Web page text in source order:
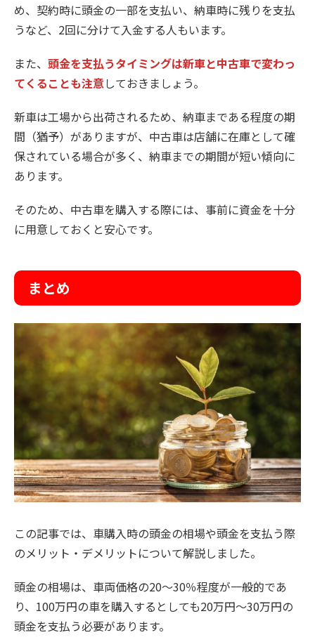
め、契約時に頭金の一部を支払い、納車時に残りを支払
うなど、2回に分けて入金する人もいます。
また、 頭金を支払うタイミングは新車と中古車で変わっ
てくることも注意しておきましょう。
新車は工場から出荷されるため、納車まである程度の期
間（猶予）がありますが、中古車は店舗に在庫として確
保されている場合が多く、納車までの期間が短い傾向に
あります。
そのため、中古車を購入する際には、事前に資金を十分
に用意しておくと安心です。
まとめ
この記事では、車購入時の頭金の相場や頭金を支払う際
のメリット・デメリットについて解説しました。
頭金の相場は、車両価格の20〜30％程度が一般的であ
り、100万円の車を購入するとしても20万円〜30万円の
頭金を支払う必要があります。